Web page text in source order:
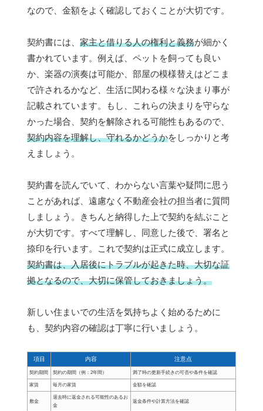
なので、金額をよく確認しておくことが大切です。
契約書には、 家主と借りる人の権利と義務が細かく
書かれています。例えば、ペットを飼っても良い
か、楽器の演奏は可能か、部屋の模様替えはどこま
で許されるかなど、生活に関わる様々な決まり事が
記載されています。もし、これらの決まりを守らな
かった場合、契約を解除される可能性もあるので、
契約内容を理解し、守れるかどうかをしっかりと考
えましょう。
契約書を読んでいて、わからない言葉や疑問に思う
ことがあれば、遠慮なく不動産会社の担当者に質問
しましょう。きちんと納得した上で契約を結ぶこと
が大切です。すべて理解し、同意した後で、署名と
捺印を行います。これで契約は正式に成立します。
契約書は、入居後にトラブルが起きた時、大切な証
拠となるので、大切に保管しておきましょう。
新しい住まいでの生活を気持ちよく始めるために
も、契約内容の確認は丁寧に行いましょう。
項目 内容 注意点
契約期間 契約の期間（例：2年間） 満了時の更新手続きの可否や条件を確認
家賃 毎月の家賃 金額を確認
敷金
退去時に返金される可能性のあるお
金
返金条件や計算方法を確認